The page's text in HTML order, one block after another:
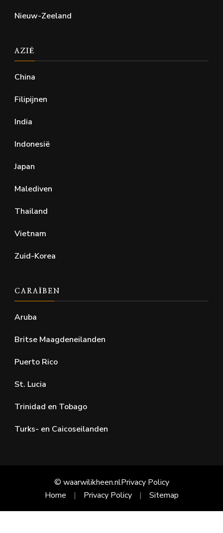
Nieuw-Zeeland
AZIË
China
Filipijnen
India
Indonesië
Japan
Malediven
Thailand
Vietnam
Zuid-Korea
CARAÏBEN
Aruba
Britse Maagdeneilanden
Puerto Rico
St. Lucia
Trinidad en Tobago
Turks- en Caicoseilanden
© waarwilikheen.nlPrivacy Policy
Home
Privacy Policy Sitemap